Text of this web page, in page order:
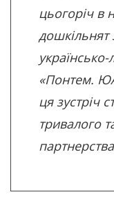
цьогоріч в
дошкільнят
«Понтем.
ця зустріч
тривалого